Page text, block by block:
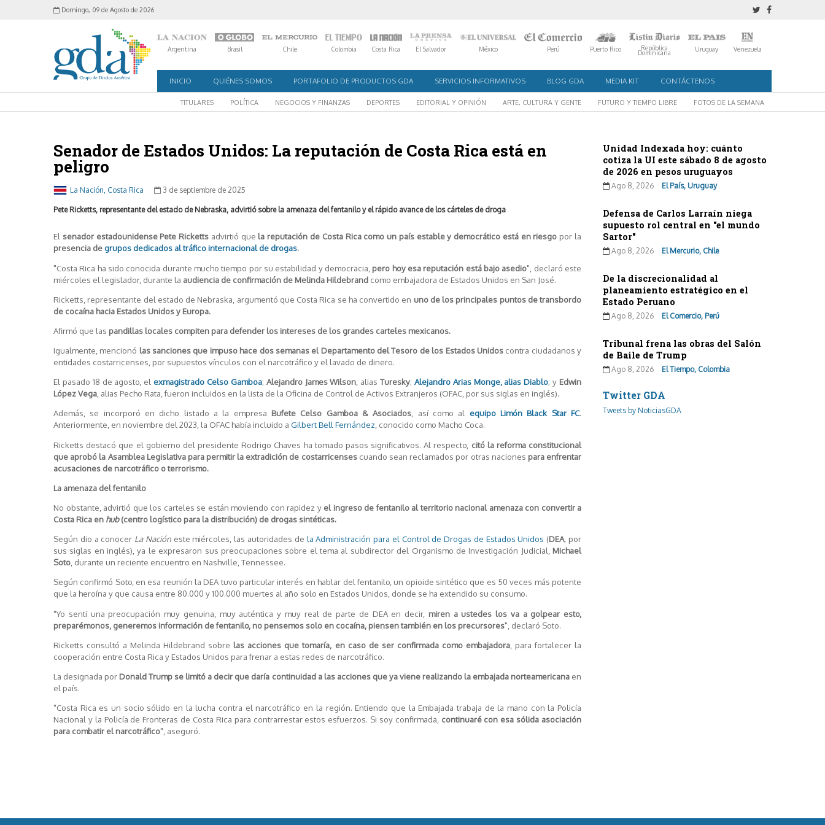
Domingo, 09 de Agosto de 2026
Argentina Brasil Chile Colombia Costa Rica El Salvador México Perú Puerto Rico República
Dominicana Uruguay Venezuela
INICIO QUIÉNES SOMOS PORTAFOLIO DE PRODUCTOS GDA SERVICIOS INFORMATIVOS BLOG GDA MEDIA KIT CONTÁCTENOS
TITULARES POLÍTICA NEGOCIOS Y FINANZAS DEPORTES EDITORIAL Y OPINIÓN ARTE, CULTURA Y GENTE FUTURO Y TIEMPO LIBRE FOTOS DE LA SEMANA
Senador de Estados Unidos: La reputación de Costa Rica está en
peligro
La Nación, Costa Rica 3 de septiembre de 2025
Pete Ricketts, representante del estado de Nebraska, advirtió sobre la amenaza del fentanilo y el rápido avance de los cárteles de droga
El senador estadounidense Pete Ricketts advirtió que la reputación de Costa Rica como un país estable y democrático está en riesgo por la
presencia degrupos dedicados al tráfico internacional de drogas.
"Costa Rica ha sido conocida durante mucho tiempo por su estabilidad y democracia, pero hoy esa reputación está bajo asedio", declaró este
miércoles el legislador, durante la audiencia de confirmación de Melinda Hildebrand como embajadora de Estados Unidos en San José.
Ricketts, representante del estado de Nebraska, argumentó que Costa Rica se ha convertido en uno de los principales puntos de transbordo
de cocaína hacia Estados Unidos y Europa.
Afirmó que las pandillas locales compiten para defender los intereses de los grandes carteles mexicanos.
Igualmente, mencionó las sanciones que impuso hace dos semanas el Departamento del Tesoro de los Estados Unidoscontra ciudadanos y
entidades costarricenses, por supuestos vínculos con el narcotráfico y el lavado de dinero.
El pasado 18 de agosto, el exmagistrado Celso Gamboa; Alejandro James Wilson , aliasTuresky; Alejandro Arias Monge, alias Diablo; y Edwin
López Vega , alias Pecho Rata, fueron incluidos en la lista de la Oficina de Control de Activos Extranjeros (OFAC, por sus siglas en inglés).
Además, se incorporó en dicho listado a la empresa Bufete Celso Gamboa & Asociados, así como al equipo Limón Black Star FC.
Anteriormente, en noviembre del 2023, la OFAC había incluido a Gilbert Bell Fernández, conocido como Macho Coca.
Ricketts destacó que el gobierno del presidente Rodrigo Chaves ha tomado pasos significativos. Al respecto, citó la reforma constitucional
que aprobó la Asamblea Legislativa para permitir la extradición de costarricensescuando sean reclamados por otras naciones para enfrentar
acusaciones de narcotráfico o terrorismo.
La amenaza del fentanilo
No obstante, advirtió que los carteles se están moviendo con rapidez y el ingreso de fentanilo al territorio nacional amenaza con convertir a
Costa Rica en hub(centro logístico para la distribución) de drogas sintéticas.
Según dio a conocer La Nacióneste miércoles, las autoridades de la Administración para el Control de Drogas de Estados Unidos (DEA, por
sus siglas en inglés), ya le expresaron sus preocupaciones sobre el tema al subdirector del Organismo de Investigación Judicial, Michael
Soto , durante un reciente encuentro en Nashville, Tennessee.
Según confirmó Soto, en esa reunión la DEA tuvo particular interés en hablar del fentanilo, un opioide sintético que es 50 veces más potente
que la heroína y que causa entre 80.000 y 100.000 muertes al año solo en Estados Unidos, donde se ha extendido su consumo.
"Yo sentí una preocupación muy genuina, muy auténtica y muy real de parte de DEA en decir, miren a ustedes los va a golpear esto,
preparémonos, generemos información de fentanilo, no pensemos solo en cocaína, piensen también en los precursores", declaró Soto.
Ricketts consultó a Melinda Hildebrand sobre las acciones que tomaría, en caso de ser confirmada como embajadora, para fortalecer la
cooperación entre Costa Rica y Estados Unidos para frenar a estas redes de narcotráfico.
La designada por Donald Trump se limitó a decir que daría continuidad a las acciones que ya viene realizando la embajada norteamericanaen
el país.
"Costa Rica es un socio sólido en la lucha contra el narcotráfico en la región. Entiendo que la Embajada trabaja de la mano con la Policía
Nacional y la Policía de Fronteras de Costa Rica para contrarrestar estos esfuerzos. Si soy confirmada, continuaré con esa sólida asociación
para combatir el narcotráfico", aseguró.
Unidad Indexada hoy: cuánto
cotiza la UI este sábado 8 de agosto
de 2026 en pesos uruguayos
Ago 8, 2026 El País, Uruguay
Defensa de Carlos Larraín niega
supuesto rol central en "el mundo
Sartor"
Ago 8, 2026 El Mercurio, Chile
De la discrecionalidad al
planeamiento estratégico en el
Estado Peruano
Ago 8, 2026 El Comercio, Perú
Tribunal frena las obras del Salón
de Baile de Trump
Ago 8, 2026 El Tiempo, Colombia
Twitter GDA
Tweets by NoticiasGDA